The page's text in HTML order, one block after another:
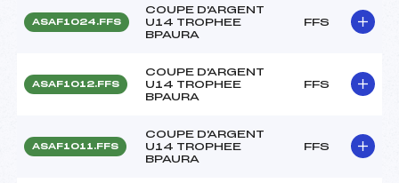
ASAF1024.FFS
COUPE D'ARGENT
U14 TROPHEE
BPAURA
FFS
ASAF1012.FFS
COUPE D'ARGENT
U14 TROPHEE
BPAURA
FFS
ASAF1011.FFS
COUPE D'ARGENT
U14 TROPHEE
BPAURA
FFS